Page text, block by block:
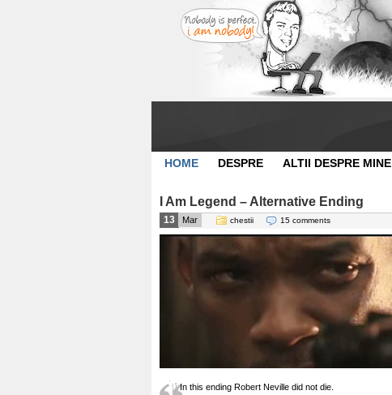
HOME DESPRE ALTII DESPRE MINE
I Am Legend – Alternative Ending
13 Mar chestii 15 comments
In this ending Robert Neville did not die.